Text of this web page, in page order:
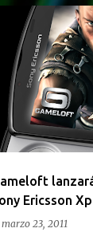
Ericsson
marzo 23, 2011
GACETILLA DE PRENSA